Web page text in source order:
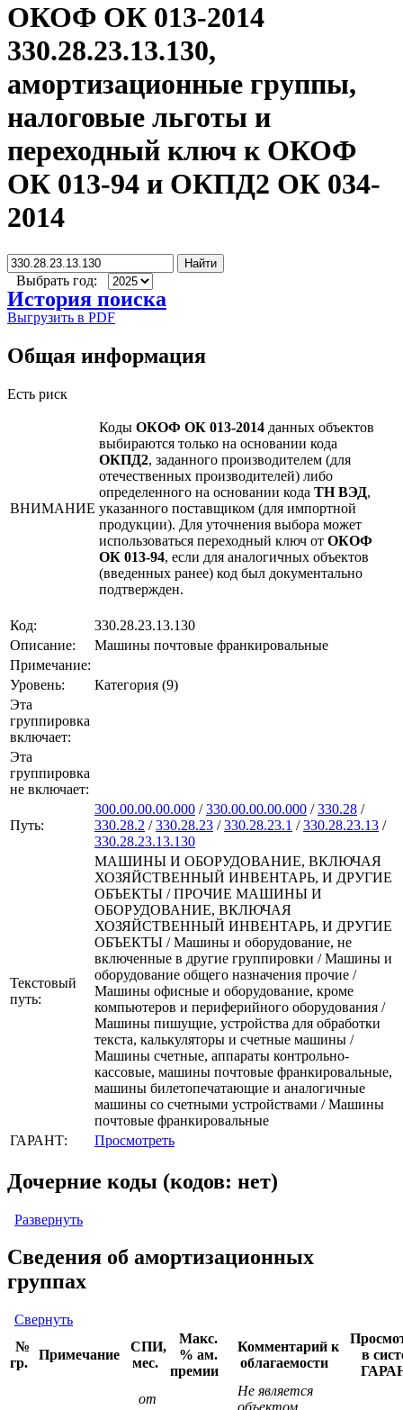
ОКОФ ОК 013-2014
330.28.23.13.130,
амортизационные группы,
налоговые льготы и
переходный ключ к ОКОФ
ОК 013-94 и ОКПД2 ОК 034-
2014
Найти
Выбрать год:
История поиска
Выгрузить в PDF
Общая информация
Есть риск
ВНИМАНИЕ
Коды ОКОФ ОК 013-2014 данных объектов
выбираются только на основании кода
ОКПД2, заданного производителем (для
отечественных производителей) либо
определенного на основании кода ТН ВЭД,
указанного поставщиком (для импортной
продукции). Для уточнения выбора может
использоваться переходный ключ от ОКОФ
ОК 013-94, если для аналогичных объектов
(введенных ранее) код был документально
подтвержден.
Код:
330.28.23.13.130
Описание:
Машины почтовые франкировальные
Примечание:
Уровень:
Категория (9)
Эта
группировка
включает:
Эта
группировка
не включает:
Путь:
300.00.00.00.000 /330.00.00.00.000 /330.28 /
330.28.2 /330.28.23 /330.28.23.1 /330.28.23.13 /
330.28.23.13.130
Текстовый
путь:
МАШИНЫ И ОБОРУДОВАНИЕ, ВКЛЮЧАЯ
ХОЗЯЙСТВЕННЫЙ ИНВЕНТАРЬ, И ДРУГИЕ
ОБЪЕКТЫ / ПРОЧИЕ МАШИНЫ И
ОБОРУДОВАНИЕ, ВКЛЮЧАЯ
ХОЗЯЙСТВЕННЫЙ ИНВЕНТАРЬ, И ДРУГИЕ
ОБЪЕКТЫ / Машины и оборудование, не
включенные в другие группировки / Машины и
оборудование общего назначения прочие /
Машины офисные и оборудование, кроме
компьютеров и периферийного оборудования /
Машины пишущие, устройства для обработки
текста, калькуляторы и счетные машины /
Машины счетные, аппараты контрольно-
кассовые, машины почтовые франкировальные,
машины билетопечатающие и аналогичные
машины со счетными устройствами / Машины
почтовые франкировальные
ГАРАНТ:
Просмотреть
Дочерние коды (кодов: нет)
Развернуть
Сведения об амортизационных
группах
Свернуть
№
гр.
Примечание
СПИ,
мес.
Макс.
% ам.
премии
Комментарий к
облагаемости
в
от
Не является